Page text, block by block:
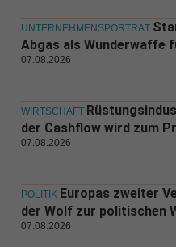
UNTERNEHMENSPORTRÄT
Abgas als Wunderwaffe
07.08.2026
WIRTSCHAFT
der Cashflow wird zum
07.08.2026
POLITIK Europas zweiter
der Wolf zur politischen
07.08.2026